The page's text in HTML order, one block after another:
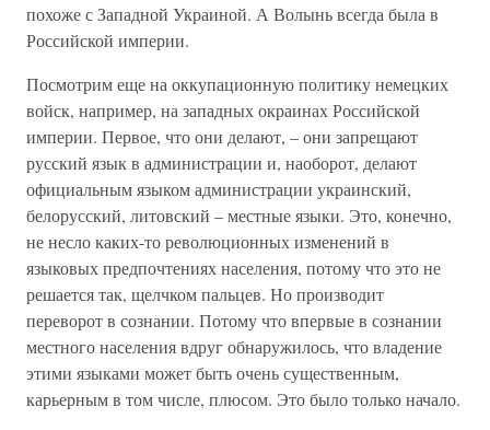
похоже с Западной Украиной. А Волынь всегда была в
Российской империи.
Посмотрим еще на оккупационную политику немецких
войск, например, на западных окраинах Российской
империи. Первое, что они делают, – они запрещают
русский язык в администрации и, наоборот, делают
официальным языком администрации украинский,
белорусский, литовский – местные языки. Это, конечно,
не несло каких-то революционных изменений в
языковых предпочтениях населения, потому что это не
решается так, щелчком пальцев. Но производит
переворот в сознании. Потому что впервые в сознании
местного населения вдруг обнаружилось, что владение
этими языками может быть очень существенным,
карьерным в том числе, плюсом. Это было только начало.